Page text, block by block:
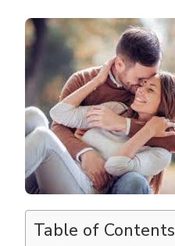
Table of Contents